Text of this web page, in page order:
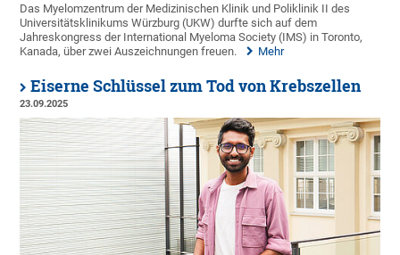
Das Myelomzentrum der Medizinischen Klinik und Poliklinik II des
Universitätsklinikums Würzburg (UKW) durfte sich auf dem
Jahreskongress der International Myeloma Society (IMS) in Toronto,
Kanada, über zwei Auszeichnungen freuen.
Mehr
Eiserne Schlüssel zum Tod von Krebszellen
23.09.2025